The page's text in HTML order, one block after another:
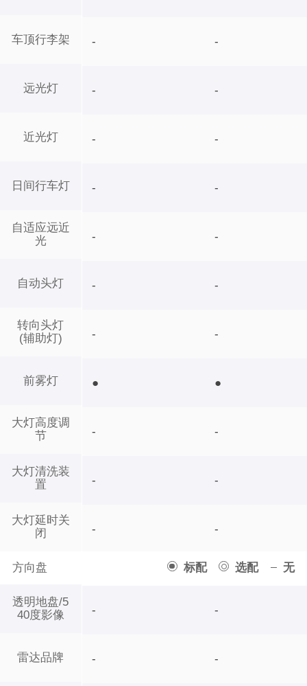
车顶行李架
远光灯
近光灯
日间行车灯
自适应远近
光
自动头灯
转向头灯
(辅助灯)
前雾灯
大灯高度调
节
大灯清洗装
置
大灯延时关
闭
方向盘 标配 选配 无
透明地盘/5
40度影像
雷达品牌
- -
- -
- -
- -
- -
- -
- -
● ●
- -
- -
- -
- -
- -